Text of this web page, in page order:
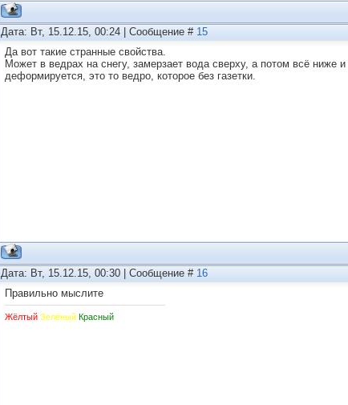
Дата: Вт, 15.12.15, 00:24 | Сообщение # 15
Да вот такие странные свойства.
Может в ведрах на снегу, замерзает вода сверху, а потом всё ниже
деформируется, это то ведро, которое без газетки.
Дата: Вт, 15.12.15, 00:30 | Сообщение # 16
Правильно мыслите
Жёлтый Зелёный Красный